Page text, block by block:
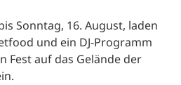
Sonntag, 16. August, laden
und ein DJ-Programm
Fest auf das Gelände der